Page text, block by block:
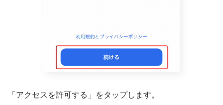
「アクセスを許可する」をタップします。